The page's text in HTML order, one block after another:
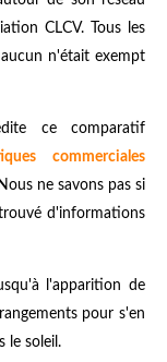
CLCV. Tous les
n'était exempt
ce comparatif
commerciales
ne savons pas si
d'informations
l'apparition de
pour s'en
le soleil.